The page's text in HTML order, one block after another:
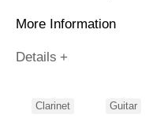
More Information
Details
Clarinet Guitar